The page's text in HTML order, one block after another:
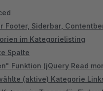
Footer, Siderbar,
im Kategorielisting
Spalte
Funktion (jQuery Read
(aktive) Kategorie